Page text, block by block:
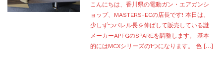
こんにちは、香川県の電動ガン・エアガンシ
ョップ、MASTERS-ECの店長です! 本日は、
少しずつバレル長を伸ばして販売している謎
メーカーAPFGのSPAREを調整します。 基本
的にはMCXシリーズの1つになります。 色 […]